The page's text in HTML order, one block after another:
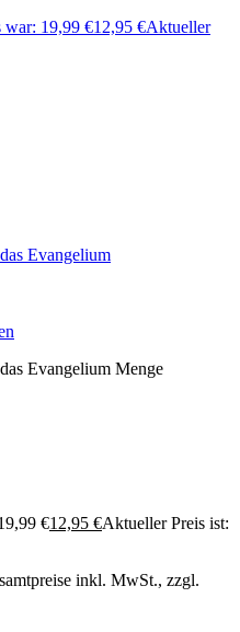
war: 19,99 €12,95 €Aktueller
Evangelium
Evangelium Menge
€12,95 €Aktueller Preis ist:
inkl. MwSt., zzgl.